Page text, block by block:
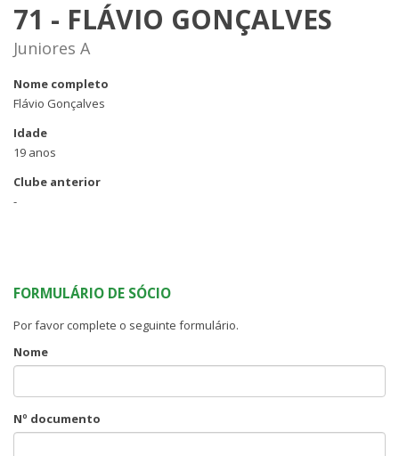
71 - FLÁVIO GONÇALVES
Juniores A
Nome completo
Flávio Gonçalves
Idade
19 anos
Clube anterior
-
FORMULÁRIO DE SÓCIO
Por favor complete o seguinte formulário.
Nome
Nº documento